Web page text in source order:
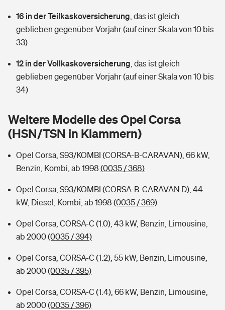
Sie haben Fragen?
Restkreditversicherung
Zur Übersicht
Tools
Wer versichert was: Jetzt Versicherer finden
Sie haben Fragen?
Hundehalter-Haftpflicht
Handyversicherung
Musikinstrumentenversicherung
Zur Übersicht
Tools
Kinderunfall-Check: Mehr Sicherheit für deine Kids
Typklassen: So ist Ihr Auto eingestuft
Tools
Wer versichert was: Jetzt Versicherer finden
Sie haben Fragen?
Rentenrechner: Wie viel Geld bekomme ich im Alter?
16 in der Teilkaskoversicherung das ist gleich
geblieben gegenüber Vorjahr (auf einer Skala von 10 bis
33)
12 in der Vollkaskoversicherung das ist gleich
geblieben gegenüber Vorjahr (auf einer Skala von 10 bis
34)
Weitere Modelle des Opel Corsa
(HSN/TSN in Klammern)
Opel Corsa, S93/KOMBI (CORSA-B-CARAVAN), 66 kW,
Benzin, Kombi, ab 1998 (0035 / 368)
Opel Corsa, S93/KOMBI (CORSA-B-CARAVAN D), 44
kW, Diesel, Kombi, ab 1998 (0035 / 369)
Opel Corsa, CORSA-C (1.0), 43 kW, Benzin, Limousine,
ab 2000(0035 / 394)
Opel Corsa, CORSA-C (1.2), 55 kW, Benzin, Limousine,
ab 2000(0035 / 395)
Opel Corsa, CORSA-C (1.4), 66 kW, Benzin, Limousine,
ab 2000(0035 / 396)